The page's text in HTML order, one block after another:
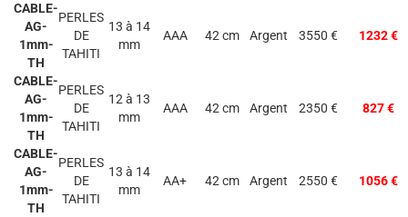
CABLE-
AG-
1mm-
TH
PERLES
DE
TAHITI
13 à 14
mm
AAA 42 cm Argent 3550 € 1232 €
CABLE-
AG-
1mm-
TH
PERLES
DE
TAHITI
12 à 13
mm
AAA 42 cm Argent 2350 € 827 €
CABLE-
AG-
1mm-
TH
PERLES
DE
TAHITI
13 à 14
mm
AA+ 42 cm Argent 2550 € 1056 €